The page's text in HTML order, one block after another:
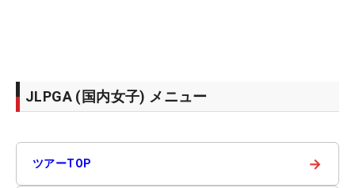
JLPGA (国内女子) メニュー
ツアーTOP →